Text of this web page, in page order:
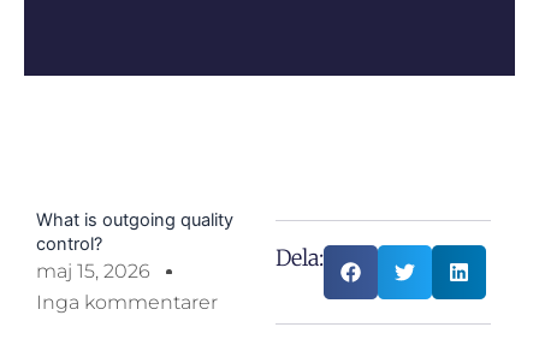
What is outgoing quality
control?
maj 15, 2026
Inga kommentarer
Dela: